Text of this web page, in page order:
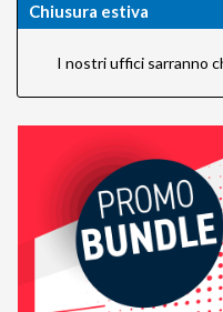
Chiusura estiva
I nostri uffici sarranno